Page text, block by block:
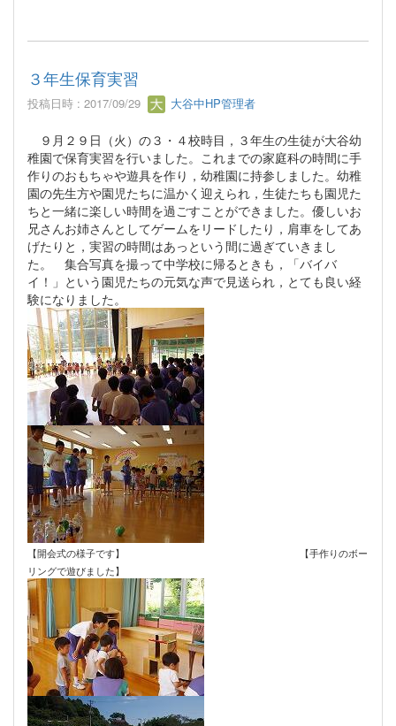
３年生保育実習
投稿日時 : 2017/09/29 大谷中HP管理者
９月２９日（火）の３・４校時目，３年生の生徒が大谷幼
稚園で保育実習を行いました。これまでの家庭科の時間に手
作りのおもちゃや遊具を作り，幼稚園に持参しました。幼稚
園の先生方や園児たちに温かく迎えられ，生徒たちも園児た
ちと一緒に楽しい時間を過ごすことができました。優しいお
兄さんお姉さんとしてゲームをリードしたり，肩車をしてあ
げたりと，実習の時間はあっという間に過ぎていきまし
た。 集合写真を撮って中学校に帰るときも，「バイバ
イ！」という園児たちの元気な声で見送られ，とても良い経
験になりました。
【開会式の様子です】 【手作りのボー
リングで遊びました】